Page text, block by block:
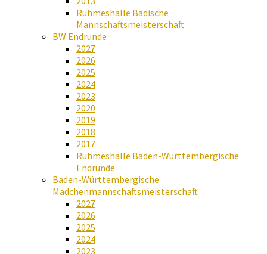
Ruhmeshalle Badische
Mannschaftsmeisterschaft
BW Endrunde
2027
2026
2025
2024
2023
2020
2019
2018
2017
Ruhmeshalle Baden-Württembergische
Endrunde
Baden-Württembergische
Mädchenmannschaftsmeisterschaft
2027
2026
2025
2024
2023